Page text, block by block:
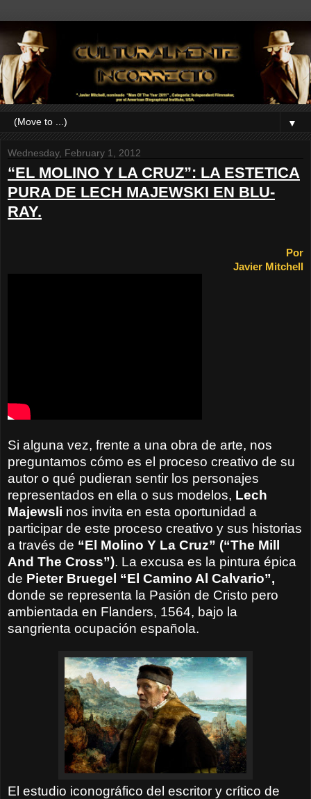
▼
Wednesday, February 1, 2012
“EL MOLINO Y LA CRUZ”: LA ESTETICA
PURA DE LECH MAJEWSKI EN BLU-
RAY.
Por
Javier Mitchell
Si alguna vez, frente a una obra de arte, nos
preguntamos cómo es el proceso creativo de su
autor o qué pudieran sentir los personajes
representados en ella o sus modelos, Lech
Majewsli nos invita en esta oportunidad a
participar de este proceso creativo y sus historias
a través de “El Molino Y La Cruz” (“The Mill
And The Cross”). La excusa es la pintura épica
de Pieter Bruegel “El Camino Al Calvario”,
donde se representa la Pasión de Cristo pero
ambientada en Flanders, 1564, bajo la
sangrienta ocupación española.
El estudio iconográfico del escritor y crítico de